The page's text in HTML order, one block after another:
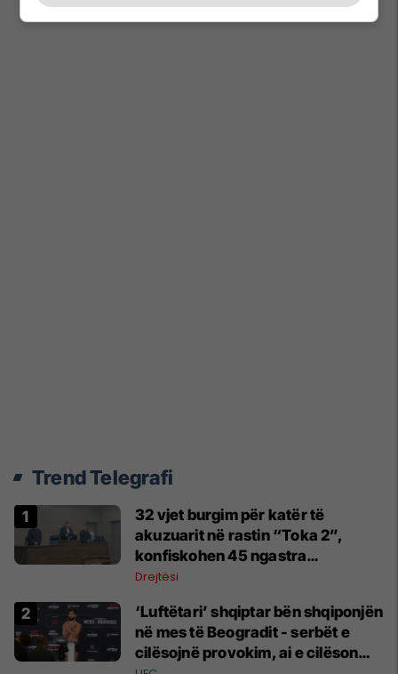
Trend Telegrafi
32 vjet burgim për katër të
akuzuarit në rastin “Toka 2”,
konfiskohen 45 ngastra
kadastrale
Drejtësi
‘Luftëtari’ shqiptar bën shqiponjën
në mes të Beogradit - serbët e
cilësojnë provokim, ai e cilëson